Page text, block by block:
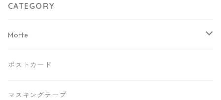
CATEGORY
Motte
Kaorinkoイラストバージョン
リバティバージョン
ポストカード
マスキングテープ